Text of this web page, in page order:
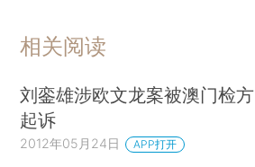
相关阅读
刘銮雄涉欧文龙案被澳门检方
起诉
2012年05月24日 APP打开